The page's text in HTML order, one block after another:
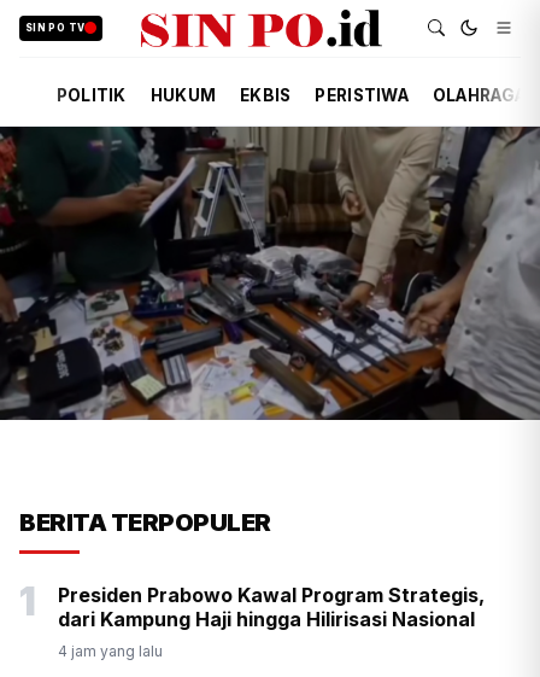
SIN PO TV
POLITIK HUKUM EKBIS PERISTIWA OLAHRAGA
Polisi Usut Penemuan Bunker
Senpi di Gedung Yayasan
Sekolah di Pondok Pinang
BERITA TERPOPULER
1
Presiden Prabowo Kawal Program Strategis,
dari Kampung Haji hingga Hilirisasi Nasional
4 jam yang lalu